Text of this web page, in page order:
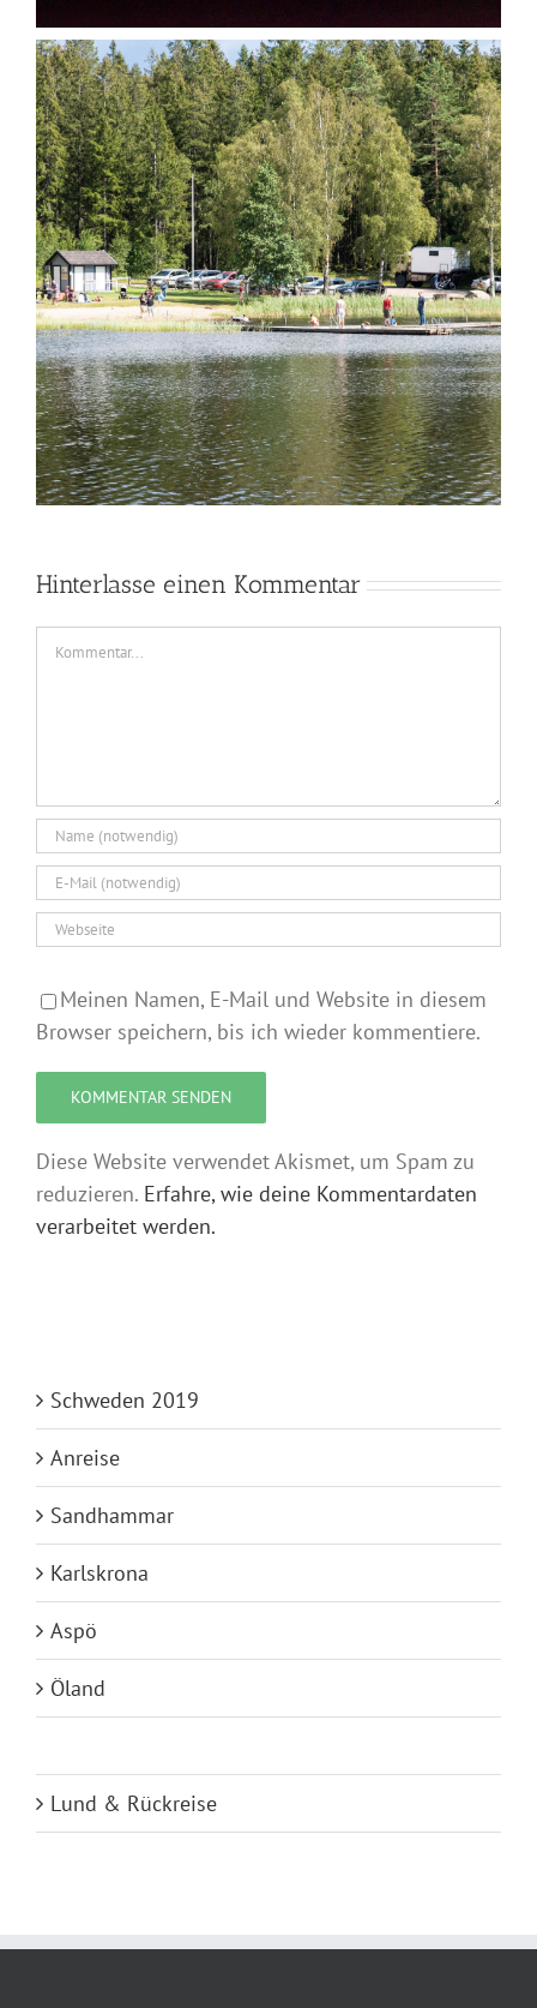
Hinterlasse einen Kommentar
Kommentar
Meinen Namen, E-Mail und Website in diesem
Browser speichern, bis ich wieder kommentiere.
Diese Website verwendet Akismet, um Spam zu
reduzieren. Erfahre, wie deine Kommentardaten
verarbeitet werden.
Schweden 2019
Anreise
Sandhammar
Karlskrona
Aspö
Öland
Lund & Rückreise